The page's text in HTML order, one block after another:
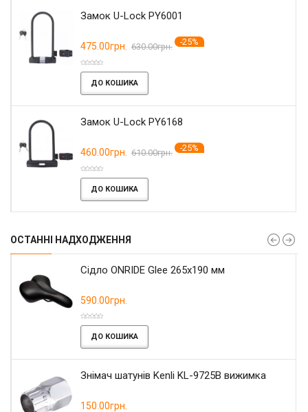
Замок U-Lock PY6001
475.00грн. 630.00грн. -25%
ДО КОШИКА
Замок U-Lock PY6168
460.00грн. 610.00грн. -25%
ДО КОШИКА
ОСТАННІ НАДХОДЖЕННЯ
Сідло ONRIDE Glee 265x190 мм
590.00грн.
ДО КОШИКА
Знімач шатунів Kenli KL-9725B вижимка
150.00грн.